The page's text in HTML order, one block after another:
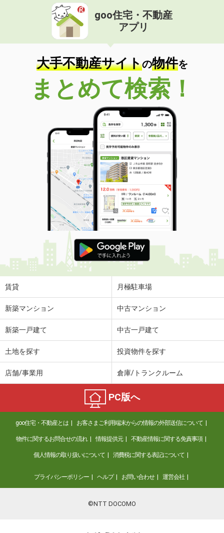
goo住宅・不動産
アプリ
大手不動産サイトの物件を
まとめて検索！
賃貸 月極駐車場
新築マンション 中古マンション
新築一戸建て 中古一戸建て
土地を探す 投資物件を探す
店舗/事業用 倉庫/トランクルーム
PC版へ
goo住宅・不動産とは お客さまご利用端末からの情報の外部送信について
物件に関するお問合せの流れ 情報提供元 不動産情報に関する免責事項
個人情報の取り扱いについて 消費税に関する表記について
プライバシーポリシー ヘルプ お問い合わせ 運営会社
©NTT DOCOMO